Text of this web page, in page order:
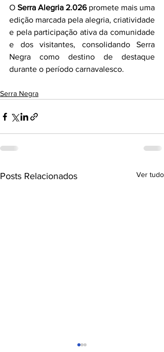
O Serra Alegria 2.026 promete mais uma
edição marcada pela alegria, criatividade
e pela participação ativa da comunidade
e dos visitantes, consolidando Serra
Negra como destino de destaque
durante o período carnavalesco.
Serra Negra
Posts Relacionados Ver tudo